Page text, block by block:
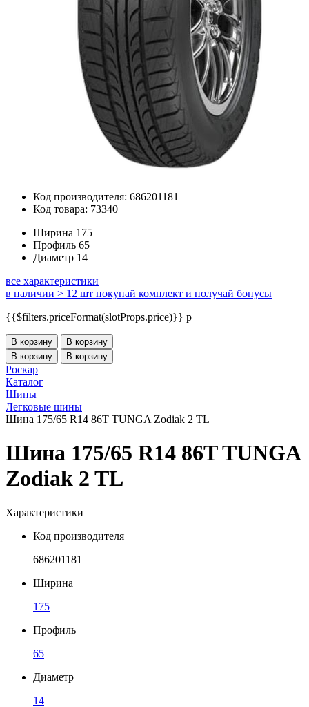
Код производителя: 686201181
Код товара: 73340
Ширина 175
Профиль 65
Диаметр 14
все характеристики
в наличии > 12 шт покупай комплект и получай бонусы
{{$filters.priceFormat(slotProps.price)}} p
В корзину
В корзину
В корзину
В корзину
Роскар
Каталог
Шины
Легковые шины
Шина 175/65 R14 86T TUNGA Zodiak 2 TL
Шина 175/65 R14 86T TUNGA
Zodiak 2 TL
Характеристики
Код производителя
686201181
Ширина
175
Профиль
65
Диаметр
14